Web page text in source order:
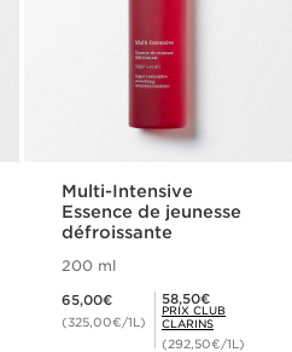
Multi-Intensive
Essence de jeunesse
défroissante
200 ml
65,00€
(325,00€/1L)
Prix Club Clarins 58,50€
58,50€
PRIX CLUB
CLARINS
(292,50€/1L)